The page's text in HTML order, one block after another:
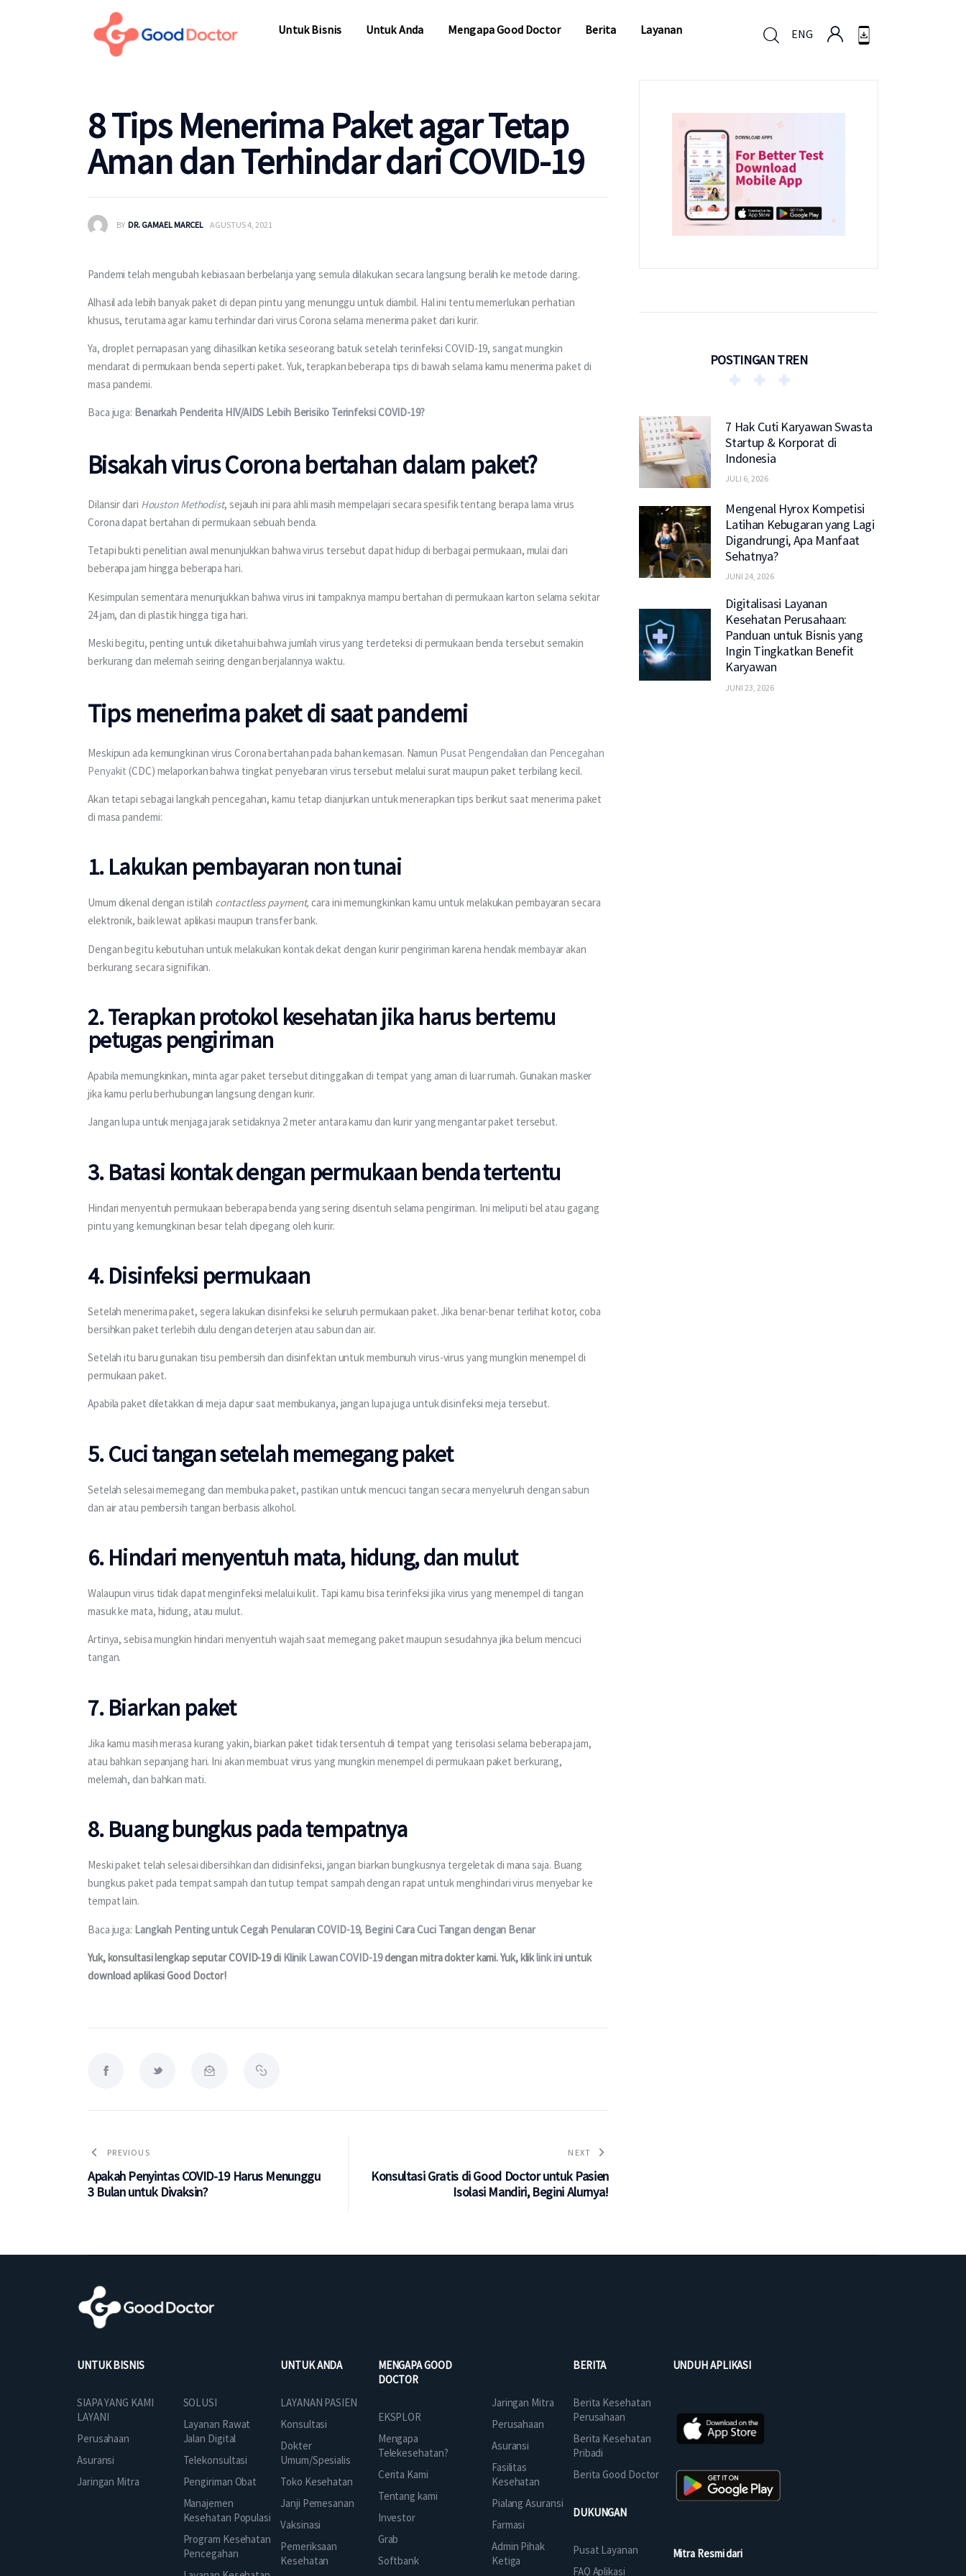
Untuk Bisnis Untuk Anda Mengapa Good Doctor Berita Layanan ENG
8 Tips Menerima Paket agar Tetap
Aman dan Terhindar dari COVID-19
BY DR. GAMAEL MARCEL AGUSTUS 4, 2021
Pandemi telah mengubah kebiasaan berbelanja yang semula dilakukan secara langsung beralih ke metode daring.
Alhasil ada lebih banyak paket di depan pintu yang menunggu untuk diambil. Hal ini tentu memerlukan perhatian
khusus, terutama agar kamu terhindar dari virus Corona selama menerima paket dari kurir.
Ya, droplet pernapasan yang dihasilkan ketika seseorang batuk setelah terinfeksi COVID-19, sangat mungkin
mendarat di permukaan benda seperti paket. Yuk, terapkan beberapa tips di bawah selama kamu menerima paket di
masa pandemi.
Baca juga: Benarkah Penderita HIV/AIDS Lebih Berisiko Terinfeksi COVID-19?
Bisakah virus Corona bertahan dalam paket?
Dilansir dari Houston Methodist, sejauh ini para ahli masih mempelajari secara spesifik tentang berapa lama virus
Corona dapat bertahan di permukaan sebuah benda.
Tetapi bukti penelitian awal menunjukkan bahwa virus tersebut dapat hidup di berbagai permukaan, mulai dari
beberapa jam hingga beberapa hari.
Kesimpulan sementara menunjukkan bahwa virus ini tampaknya mampu bertahan di permukaan karton selama sekitar
24 jam, dan di plastik hingga tiga hari.
Meski begitu, penting untuk diketahui bahwa jumlah virus yang terdeteksi di permukaan benda tersebut semakin
berkurang dan melemah seiring dengan berjalannya waktu.
Tips menerima paket di saat pandemi
Meskipun ada kemungkinan virus Corona bertahan pada bahan kemasan. Namun Pusat Pengendalian dan Pencegahan
Penyakit (CDC) melaporkan bahwa tingkat penyebaran virus tersebut melalui surat maupun paket terbilang kecil.
Akan tetapi sebagai langkah pencegahan, kamu tetap dianjurkan untuk menerapkan tips berikut saat menerima paket
di masa pandemi:
1. Lakukan pembayaran non tunai
Umum dikenal dengan istilah contactless payment, cara ini memungkinkan kamu untuk melakukan pembayaran secara
elektronik, baik lewat aplikasi maupun transfer bank.
Dengan begitu kebutuhan untuk melakukan kontak dekat dengan kurir pengiriman karena hendak membayar akan
berkurang secara signifikan.
2. Terapkan protokol kesehatan jika harus bertemu
petugas pengiriman
Apabila memungkinkan, minta agar paket tersebut ditinggalkan di tempat yang aman di luar rumah. Gunakan masker
jika kamu perlu berhubungan langsung dengan kurir.
Jangan lupa untuk menjaga jarak setidaknya 2 meter antara kamu dan kurir yang mengantar paket tersebut.
3. Batasi kontak dengan permukaan benda tertentu
Hindari menyentuh permukaan beberapa benda yang sering disentuh selama pengiriman. Ini meliputi bel atau gagang
pintu yang kemungkinan besar telah dipegang oleh kurir.
4. Disinfeksi permukaan
Setelah menerima paket, segera lakukan disinfeksi ke seluruh permukaan paket. Jika benar-benar terlihat kotor, coba
bersihkan paket terlebih dulu dengan deterjen atau sabun dan air.
Setelah itu baru gunakan tisu pembersih dan disinfektan untuk membunuh virus-virus yang mungkin menempel di
permukaan paket.
Apabila paket diletakkan di meja dapur saat membukanya, jangan lupa juga untuk disinfeksi meja tersebut.
5. Cuci tangan setelah memegang paket
Setelah selesai memegang dan membuka paket, pastikan untuk mencuci tangan secara menyeluruh dengan sabun
dan air atau pembersih tangan berbasis alkohol.
6. Hindari menyentuh mata, hidung, dan mulut
Walaupun virus tidak dapat menginfeksi melalui kulit. Tapi kamu bisa terinfeksi jika virus yang menempel di tangan
masuk ke mata, hidung, atau mulut.
Artinya, sebisa mungkin hindari menyentuh wajah saat memegang paket maupun sesudahnya jika belum mencuci
tangan.
7. Biarkan paket
Jika kamu masih merasa kurang yakin, biarkan paket tidak tersentuh di tempat yang terisolasi selama beberapa jam,
atau bahkan sepanjang hari. Ini akan membuat virus yang mungkin menempel di permukaan paket berkurang,
melemah, dan bahkan mati.
8. Buang bungkus pada tempatnya
Meski paket telah selesai dibersihkan dan didisinfeksi, jangan biarkan bungkusnya tergeletak di mana saja. Buang
bungkus paket pada tempat sampah dan tutup tempat sampah dengan rapat untuk menghindari virus menyebar ke
tempat lain.
Baca juga: Langkah Penting untuk Cegah Penularan COVID-19, Begini Cara Cuci Tangan dengan Benar
Yuk, konsultasi lengkap seputar COVID-19 di Klinik Lawan COVID-19 dengan mitra dokter kami. Yuk, klik link ini untuk
download aplikasi Good Doctor!
PREVIOUS
Apakah Penyintas COVID-19 Harus Menunggu
3 Bulan untuk Divaksin?
NEXT
Konsultasi Gratis di Good Doctor untuk Pasien
Isolasi Mandiri, Begini Alurnya!
POSTINGAN TREN
7 Hak Cuti Karyawan Swasta
Startup & Korporat di
Indonesia
JULI 6, 2026
Mengenal Hyrox Kompetisi
Latihan Kebugaran yang Lagi
Digandrungi, Apa Manfaat
Sehatnya?
JUNI 24, 2026
Digitalisasi Layanan
Kesehatan Perusahaan:
Panduan untuk Bisnis yang
Ingin Tingkatkan Benefit
Karyawan
JUNI 23, 2026
UNTUK BISNIS
SIAPA YANG KAMI
LAYANI
Perusahaan
Asuransi
Jaringan Mitra
SOLUSI
Layanan Rawat
Jalan Digital
Telekonsultasi
Pengiriman Obat
Manajemen
Kesehatan Populasi
Program Kesehatan
Pencegahan
UNTUK ANDA
LAYANAN PASIEN
Konsultasi
Dokter
Umum/Spesialis
Toko Kesehatan
Janji Pemesanan
Vaksinasi
Pemeriksaan
Kesehatan
MENGAPA GOOD
DOCTOR
EKSPLOR
Mengapa
Telekesehatan?
Cerita Kami
Tentang kami
Investor
Grab
Softbank
Jaringan Mitra
Perusahaan
Asuransi
Fasilitas
Kesehatan
Pialang Asuransi
Farmasi
Admin Pihak
Ketiga
BERITA
Berita Kesehatan
Perusahaan
Berita Kesehatan
Pribadi
Berita Good Doctor
DUKUNGAN
Pusat Layanan
FAQ Aplikasi
UNDUH APLIKASI
Mitra Resmi dari